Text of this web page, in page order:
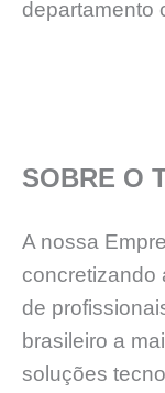
departamento
SOBRE O
A nossa
concretizando
de
brasileiro a
soluções